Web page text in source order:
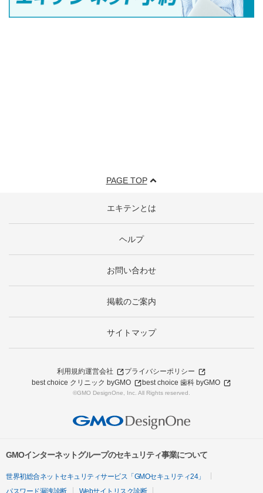
PAGE TOP
エキテンとは
ヘルプ
お問い合わせ
掲載のご案内
サイトマップ
利用規約運営会社
プライバシーポリシー
best choice クリニック byGMO
best choice 歯科 byGMO
©GMO DesignOne, Inc. All Rights reserved.
GMOインターネットグループのセキュリティ事業について
世界初総合ネットセキュリティサービス「GMOセキュリティ24」
パスワード漏洩診断
Webサイトリスク診断